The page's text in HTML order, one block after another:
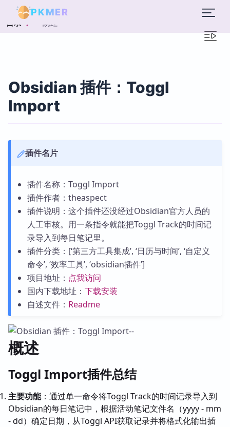
PKMER
目录 概述
Obsidian 插件：Toggl
Import
插件名片
插件名称：Toggl Import
插件作者：theaspect
插件说明：这个插件还没经过Obsidian官方人员的
人工审核。用一条指令就能把Toggl Track的时间记
录导入到每日笔记里。
插件分类：[‘第三方工具集成’, ‘日历与时间’, ‘自定义
命令’, ‘效率工具’, ‘obsidian插件’]
项目地址： 点我访问
国内下载地址： 下载安装
自述文件： Readme
概述
Toggl Import插件总结
主要功能：通过单一命令将Toggl Track的时间记录导入到
Obsidian的每日笔记中，根据活动笔记文件名（yyyy - mm
- dd）确定日期，从Toggl API获取记录并将格式化输出插